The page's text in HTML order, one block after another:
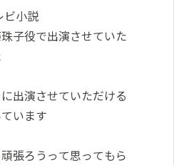
ビ小説
子役で出演させていた
出演させていただける
います
張ろうって思ってもら